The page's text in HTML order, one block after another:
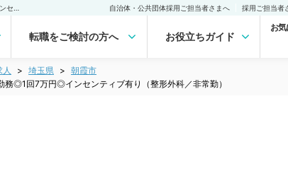
自治体・公共団体採用ご担当者さまへ 採用ご担当者
転職をご検討の方へ お役立ちガイド
お
埼玉県
朝霞市
務◎1回7万円◎インセンティブ有り（整形外科／非常勤）